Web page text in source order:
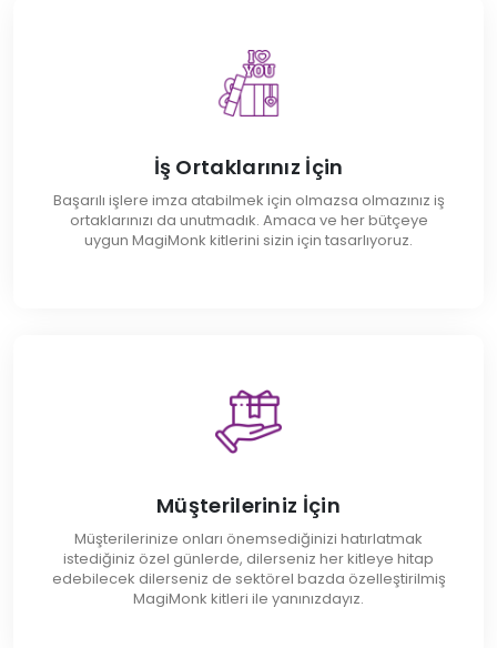
İş Ortaklarınız İçin
Başarılı işlere imza atabilmek için olmazsa olmazınız iş
ortaklarınızı da unutmadık. Amaca ve her bütçeye
uygun MagiMonk kitlerini sizin için tasarlıyoruz.
Müşterileriniz İçin
Müşterilerinize onları önemsediğinizi hatırlatmak
istediğiniz özel günlerde, dilerseniz her kitleye hitap
edebilecek dilerseniz de sektörel bazda özelleştirilmiş
MagiMonk kitleri ile yanınızdayız.